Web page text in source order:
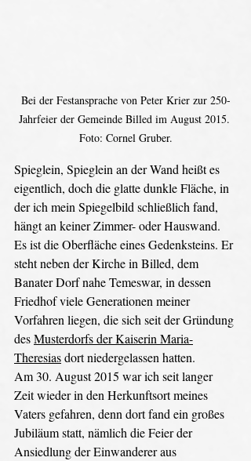
Bei der Festansprache von Peter Krier zur 250-
Jahrfeier der Gemeinde Billed im August 2015.
Foto: Cornel Gruber.
Spieglein, Spieglein an der Wand heißt es
eigentlich, doch die glatte dunkle Fläche, in
der ich mein Spiegelbild schließlich fand,
hängt an keiner Zimmer- oder Hauswand.
Es ist die Oberfläche eines Gedenksteins. Er
steht neben der Kirche in Billed, dem
Banater Dorf nahe Temeswar, in dessen
Friedhof viele Generationen meiner
Vorfahren liegen, die sich seit der Gründung
des Musterdorfs der Kaiserin Maria-
Theresias dort niedergelassen hatten.
Am 30. August 2015 war ich seit langer
Zeit wieder in den Herkunftsort meines
Vaters gefahren, denn dort fand ein großes
Jubiläum statt, nämlich die Feier der
Ansiedlung der Einwanderer aus